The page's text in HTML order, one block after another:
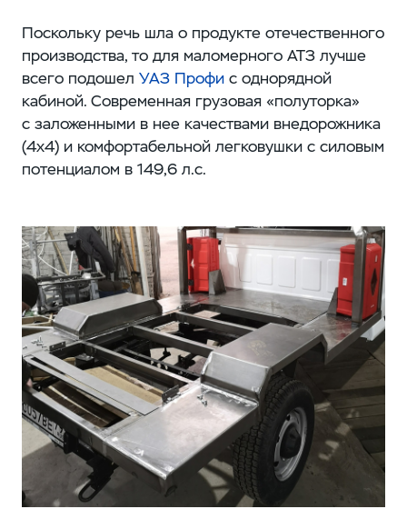
Поскольку речь шла о продукте отечественного
производства, то для маломерного АТЗ лучше
всего подошел УАЗ Профис однорядной
кабиной. Современная грузовая «полуторка»
с заложенными в нее качествами внедорожника
(4x4) и комфортабельной легковушки с силовым
потенциалом в 149,6 л.с.